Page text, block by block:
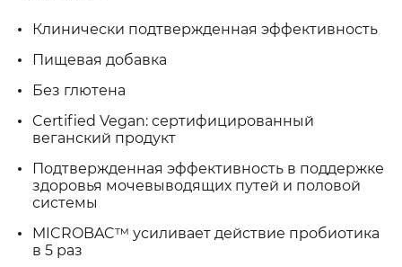
Клинически подтвержденная эффективность
Пищевая добавка
Без глютена
Certified Vegan: сертифицированный
веганский продукт
Подтвержденная эффективность в поддержке
здоровья мочевыводящих путей и половой
системы
MICROBAC™ усиливает действие пробиотика
в 5 раз